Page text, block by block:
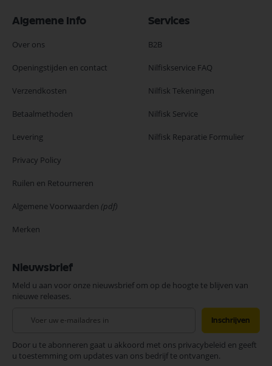
Algemene Info
Over ons
Openingstijden en contact
Verzendkosten
Betaalmethoden
Levering
Privacy Policy
Ruilen en Retourneren
Algemene Voorwaarden (pdf)
Merken
Services
B2B
Nilfiskservice FAQ
Nilfisk Tekeningen
Nilfisk Service
Nilfisk Reparatie Formulier
Nieuwsbrief
Meld u aan voor onze nieuwsbrief om op de hoogte te blijven van
nieuwe releases.
onze
nieuwsbrief
Inschrijven
Door u te abonneren gaat u akkoord met ons privacybeleid en geeft
u toestemming om updates van ons bedrijf te ontvangen.